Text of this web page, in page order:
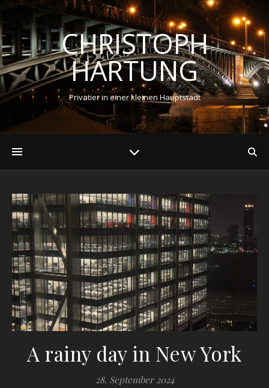
CHRISTOPH
HARTUNG
Privatier in einer kleinen Hauptstadt
A rainy day in New York
28. September 2024